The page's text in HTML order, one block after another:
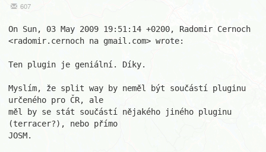
607
On Sun, 03 May 2009 19:51:14 +0200, Radomir Cernoch
<radomir.cernoch na gmail.com> wrote:
Ten plugin je geniální. Díky.
Myslím, že split way by neměl být součástí pluginu
určeného pro ČR, ale
měl by se stát součástí nějakého jiného pluginu
(terracer?), nebo přímo
JOSM.